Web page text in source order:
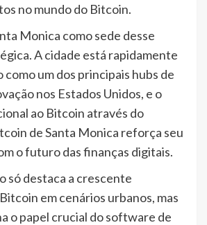
no mundo do Bitcoin.
Monica como sede desse
A cidade está rapidamente
como um dos principais hubs de
nos Estados Unidos, e o
ao Bitcoin através do
de Santa Monica reforça seu
o futuro das finanças digitais.
só destaca a crescente
em cenários urbanos, mas
o papel crucial do software de